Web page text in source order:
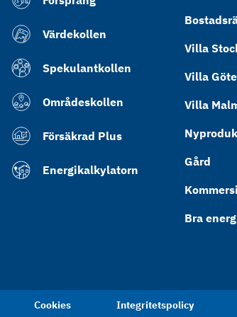
Värdekollen
Spekulantkollen
Områdeskollen
Försäkrad Plus
Energikalkylatorn
Villa
Villa
Villa
Gård
Bra
Cookies Integritetspolicy